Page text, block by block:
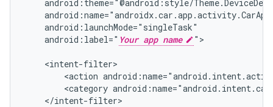
android:label=" Your app name ">
<action
<category
</intent-filter>